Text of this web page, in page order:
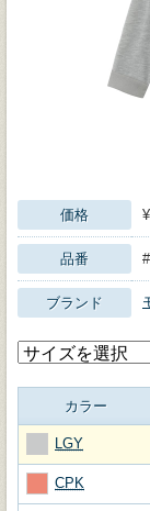
価格
品番
ブランド
カラー
LGY
CPK